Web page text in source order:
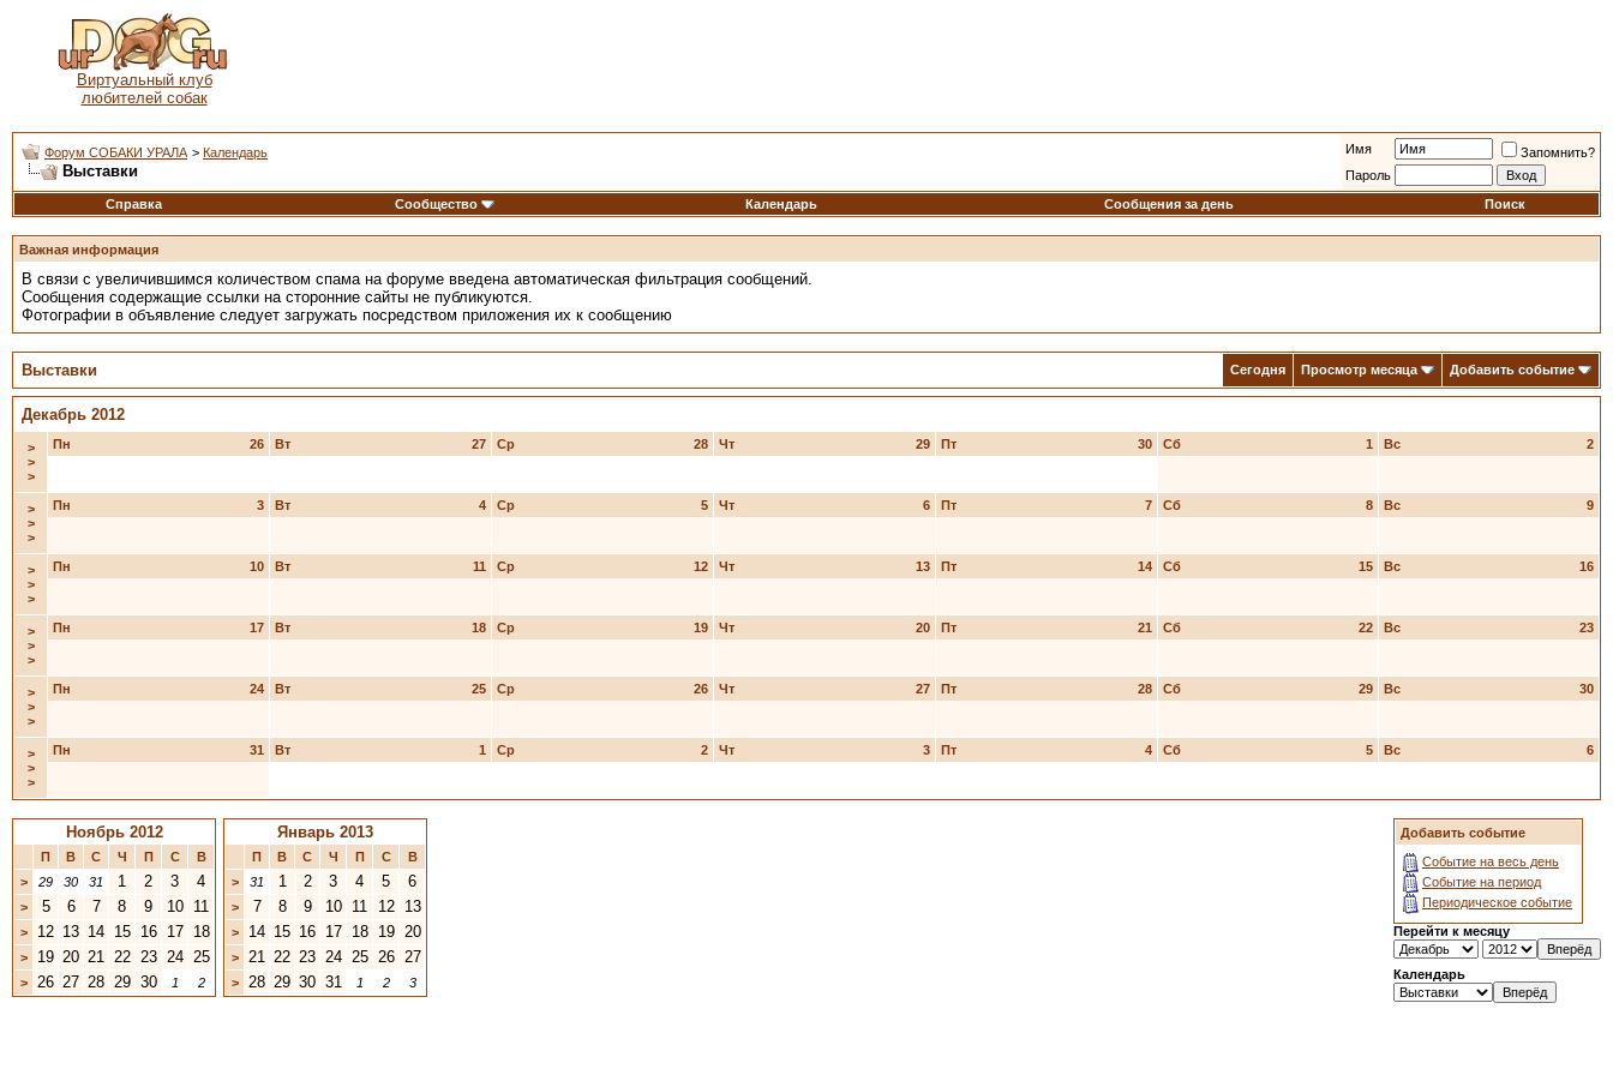
Виртуальный клуб
любителей собак
Форум СОБАКИ УРАЛА > Календарь
Выставки
Имя
Запомнить?
Пароль
Справка
Сообщество Календарь Сообщения за день Поиск
Важная информация
В связи с увеличившимся количеством спама на форуме введена автоматическая фильтрация сообщений.
Сообщения содержащие ссылки на сторонние сайты не публикуются.
Фотографии в объявление следует загружать посредством приложения их к сообщению
Выставки Сегодня Просмотр месяца Добавить событие
Декабрь 2012
>
>
>
26
Пн 27
Вт 28
Ср 29
Чт 30
Пт 1
Сб 2
Вс
>
>
>
3
Пн 4
Вт 5
Ср 6
Чт 7
Пт 8
Сб 9
Вс
>
>
>
10
Пн 11
Вт 12
Ср 13
Чт 14
Пт 15
Сб 16
Вс
>
>
>
17
Пн 18
Вт 19
Ср 20
Чт 21
Пт 22
Сб 23
Вс
>
>
>
24
Пн 25
Вт 26
Ср 27
Чт 28
Пт 29
Сб 30
Вс
>
>
>
31
Пн 1
Вт 2
Ср 3
Чт 4
Пт 5
Сб 6
Вс
Ноябрь 2012
П В С Ч П С
В
>
29 30 31 1 2 3 4
> 5 6 7 8 9 10 11
> 12 13 14 15 16 17 18
> 19 20 21 22 23 24 25
> 26 27 28 29 30 1 2
Январь 2013
П В С Ч П С
В
>
31 1 2 3 4 5 6
> 7 8 9 10 11 12 13
> 14 15 16 17 18 19 20
> 21 22 23 24 25 26 27
> 28 29 30 31 1 2 3
Добавить событие
Событие на весь день
Событие на период
Периодическое событие
Перейти к месяцу
Календарь